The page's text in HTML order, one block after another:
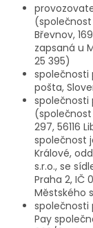
Břevnov,
zapsaná u
25 395)
společnosti
pošta,
společnosti
(společnost
297, 56116
společnost
Králové,
s.r.o., se
Praha 2, IČ
Městského
společnosti
Pay